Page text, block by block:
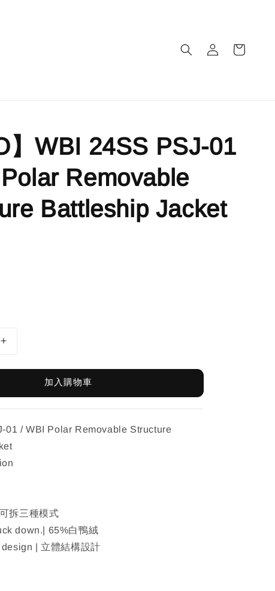
】WBI 24SS PSJ-01
Removable
Battleship Jacket
加入購物車
01 / WBI Polar Removable Structure
拆三種模式
down.| 65%白鴨絨
| 立體結構設計